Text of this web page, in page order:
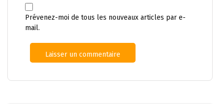
Prévenez-moi de tous les nouveaux articles par e-
mail.